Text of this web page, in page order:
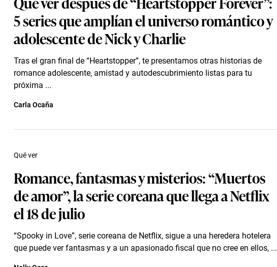
5 series que amplían el universo romántico y
adolescente de Nick y Charlie
Tras el gran final de “Heartstopper”, te presentamos otras historias de
romance adolescente, amistad y autodescubrimiento listas para tu
próxima ...
Carla Ocaña
Romance, fantasmas y misterios: “Muertos
de amor”, la serie coreana que llega a Netflix
el 18 de julio
“Spooky in Love”, serie coreana de Netflix, sigue a una heredera hotelera
que puede ver fantasmas y a un apasionado fiscal que no cree en ellos, ...
Qué ver